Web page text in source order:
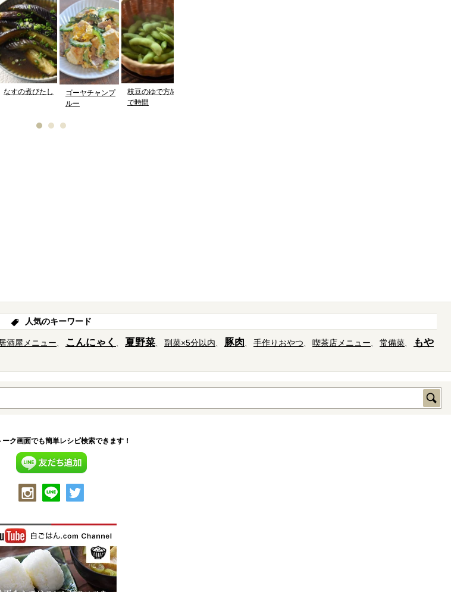
なすの煮びたし
ゴーヤチャンプ
ルー
枝豆のゆで方/ゆ
で時間
人気のキーワード
酒屋メニュー こんにゃく 夏野菜 副菜×5分以内 豚肉 手作りおやつ 喫茶店メニュー 常備菜
もや
ーク画面でも簡単レシピ検索できます！